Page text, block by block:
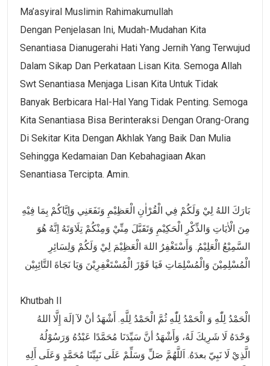
Ma’asyiral Muslimin Rahimakumullah
Dengan Penjelasan Ini, Mudah-Mudahan Kita
Senantiasa Dianugerahi Hati Yang Jernih Yang Terwujud
Dalam Sikap Dan Perkataan Lisan Kita. Semoga Allah
Swt Senantiasa Menjaga Lisan Kita Untuk Tidak
Banyak Berbicara Hal-Hal Yang Tidak Penting. Semoga
Kita Senantiasa Bisa Berinteraksi Dengan Orang-Orang
Di Sekitar Kita Dengan Akhlak Yang Baik Dan Mulia
Sehingga Kedamaian Dan Kebahagiaan Akan
Senantiasa Tercipta. Amin.
بَارَكَ اللهُ لِيْ وَلَكُمْ فِي الْقُرْاٰنِ الْعَظِيْمِ وَنَفَعَنِي وَاِيَّاكُمْ بِمَا فِيْهِ
مِنَ الْاٰيَاتِ وَالذِّكْرِ الْحَكِيْمِ وَتَقَبَّلَ مِنِّيْ وَمِنْكُمْ تِلَاوَتَهُ اِنَّهُ هُوَ
السَّمِيْعُ الْعَلِيْمُ. وَأَسْتَغْفِرُ اللهَ الْعَظِيْمَ لِيْ وَلَكُمْ وَلِسَائِرِ
الْمُسْلِمِيْنَ وَالْمُسْلِمَاتِ فَيَا فَوْزَ الْمُسْتَغْفِرِيْنَ وَيَا نَجَاةَ التَّائِبِيْن
Khutbah II
الْحَمْدُ لِلّٰهِ وَ الْحَمْدُ لِلّٰهِ ثُمَّ الْحَمْدُ لِلَّهِ. أَشْهَدُ أنْ لآ إلَهَ إِلَّا اللهُ
وَحْدَهُ لَا شَرِيكَ لَهُ، وَأَشْهَدُ أنَّ سَيِّدَنَا مُحَمَّدًا عَبْدُهُ وَرَسُوْلُهُ
الَّذِيْ لَا نَبِيّ بعدَهُ. اَللَّهُمَّ صَلِّ وَسَلِّمْ عَلَى نَبِيِّنَا مُحَمَّدٍ وَعَلَى أَلِهِ